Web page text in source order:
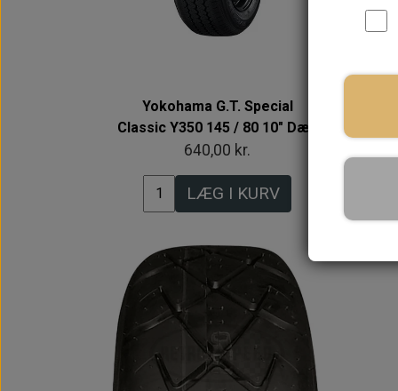
Yokohama G.T. Special
Classic Y350 145 / 80 10" Dæk
640,00 kr.
LÆG I KURV